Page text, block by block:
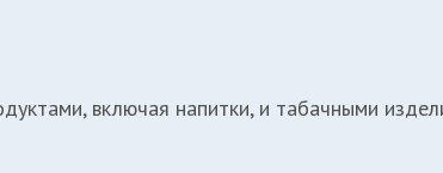
включая напитки, и табачными